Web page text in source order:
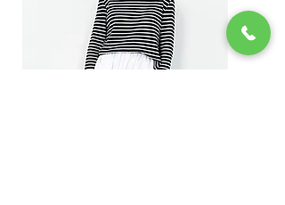
90 % Coton 10 % Polyester